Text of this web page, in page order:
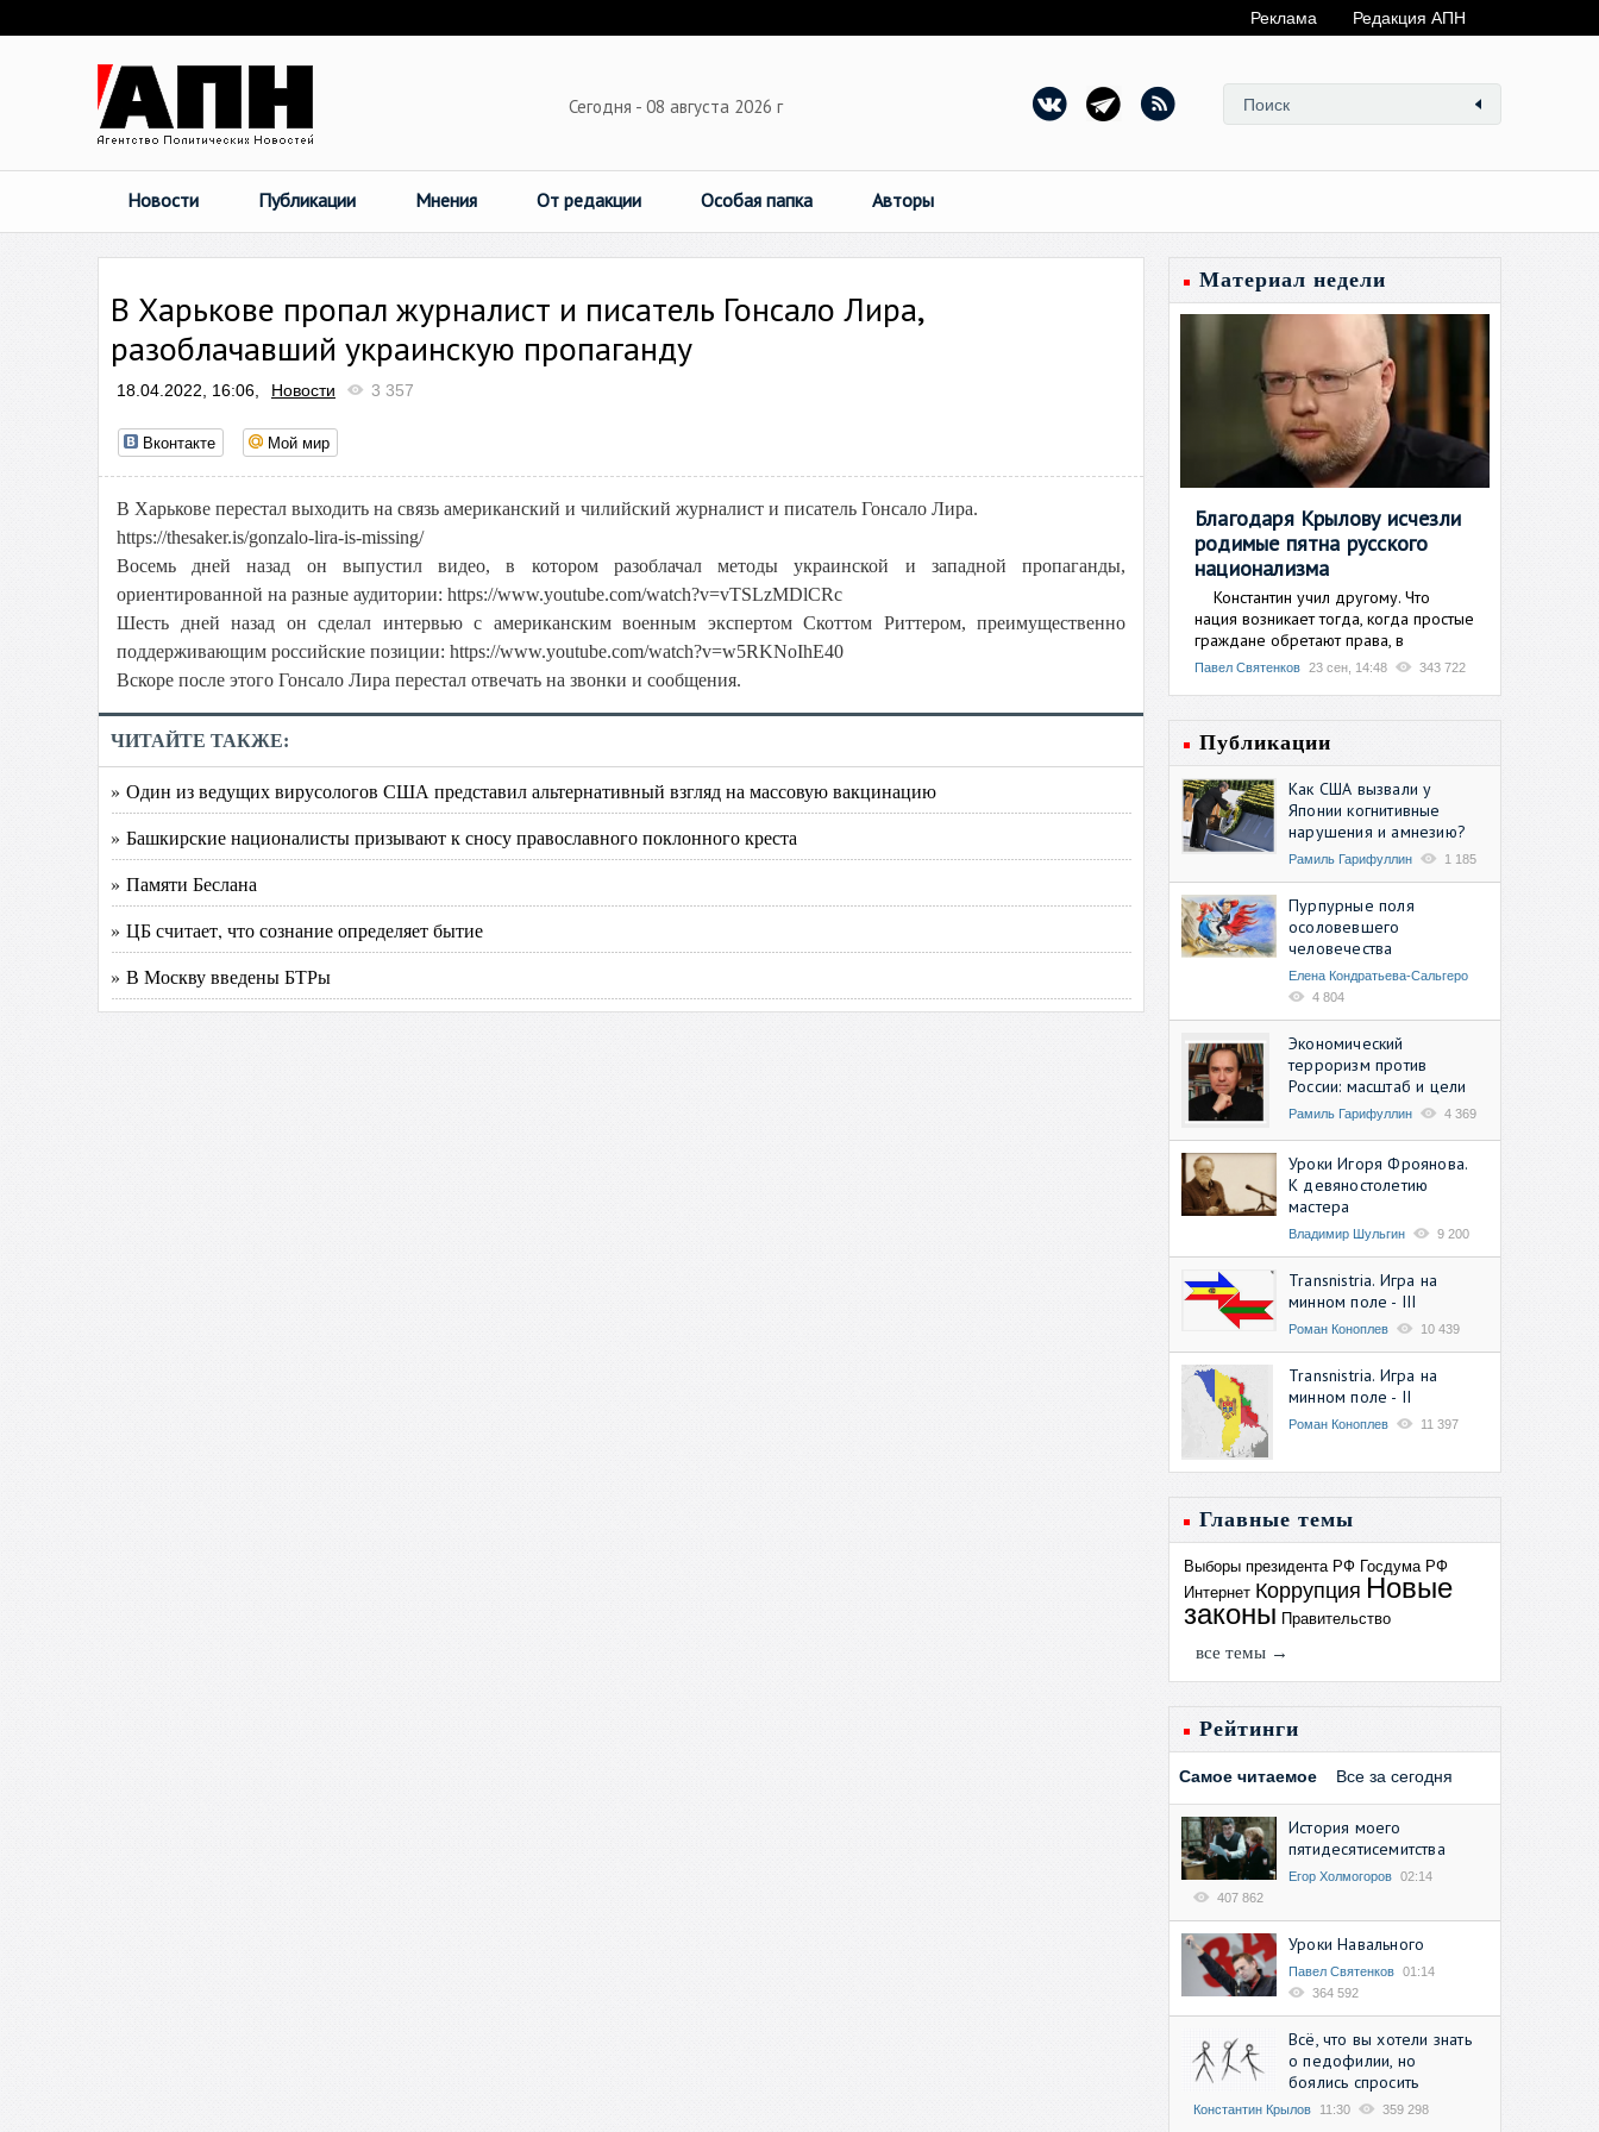
Реклама Редакция АПН
Сегодня - 08 августа 2026 г
Новости Публикации Мнения От редакции Особая папка Авторы
В Харькове пропал журналист и писатель Гонсало Лира,
разоблачавший украинскую пропаганду
18.04.2022, 16:06, Новости 3 357
Вконтакте Мой мир
В Харькове перестал выходить на связь американский и чилийский журналист и писатель Гонсало Лира.
https://thesaker.is/gonzalo-lira-is-missing/
Восемь дней назад он выпустил видео, в котором разоблачал методы украинской и западной пропаганды,
ориентированной на разные аудитории: https://www.youtube.com/watch?v=vTSLzMDlCRc
Шесть дней назад он сделал интервью с американским военным экспертом Скоттом Риттером, преимущественно
поддерживающим российские позиции: https://www.youtube.com/watch?v=w5RKNoIhE40
Вскоре после этого Гонсало Лира перестал отвечать на звонки и сообщения.
ЧИТАЙТЕ ТАКЖЕ:
» Один из ведущих вирусологов США представил альтернативный взгляд на массовую вакцинацию
» Башкирские националисты призывают к сносу православного поклонного креста
» Памяти Беслана
» ЦБ считает, что сознание определяет бытие
» В Москву введены БТРы
Материал недели
Благодаря Крылову исчезли
родимые пятна русского
национализма
Константин учил другому. Что
нация возникает тогда, когда простые
граждане обретают права, в
Павел Святенков 23 сен, 14:48 343 722
Публикации
Как США вызвали у
Японии когнитивные
нарушения и амнезию?
Рамиль Гарифуллин 1 185
Пурпурные поля
осоловевшего
человечества
Елена Кондратьева-Сальгеро
4 804
Экономический
терроризм против
России: масштаб и цели
Рамиль Гарифуллин 4 369
Уроки Игоря Фроянова.
К девяностолетию
мастера
Владимир Шульгин 9 200
Transnistria. Игра на
минном поле - III
Роман Коноплев 10 439
Transnistria. Игра на
минном поле - II
Роман Коноплев 11 397
Главные темы
Выборы президента РФ Госдума РФ
Интернет Коррупция Новые
законы Правительство
все темы →
Рейтинги
Самое читаемое Все за сегодня
История моего
пятидесятисемитства
Егор Холмогоров 02:14
407 862
Уроки Навального
Павел Святенков 01:14
364 592
Всё, что вы хотели знать
о педофилии, но
боялись спросить
Константин Крылов 11:30 359 298